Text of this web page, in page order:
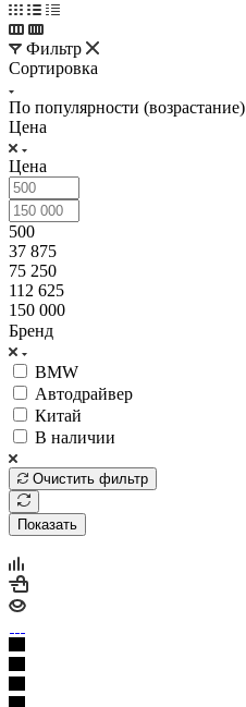
Фильтр
Сортировка
По популярности (возрастание)
Цена
Цена
500
37 875
75 250
112 625
150 000
Бренд
BMW
Автодрайвер
Китай
В наличии
Очистить фильтр
Показать